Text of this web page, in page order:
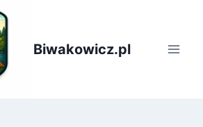
Biwakowicz.pl